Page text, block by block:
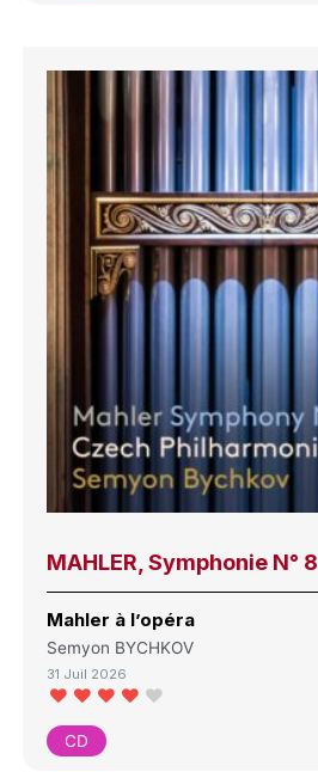
MAHLER, Symphonie N° 8
Mahler à l’opéra
Semyon BYCHKOV
31 Juil 2026
CD